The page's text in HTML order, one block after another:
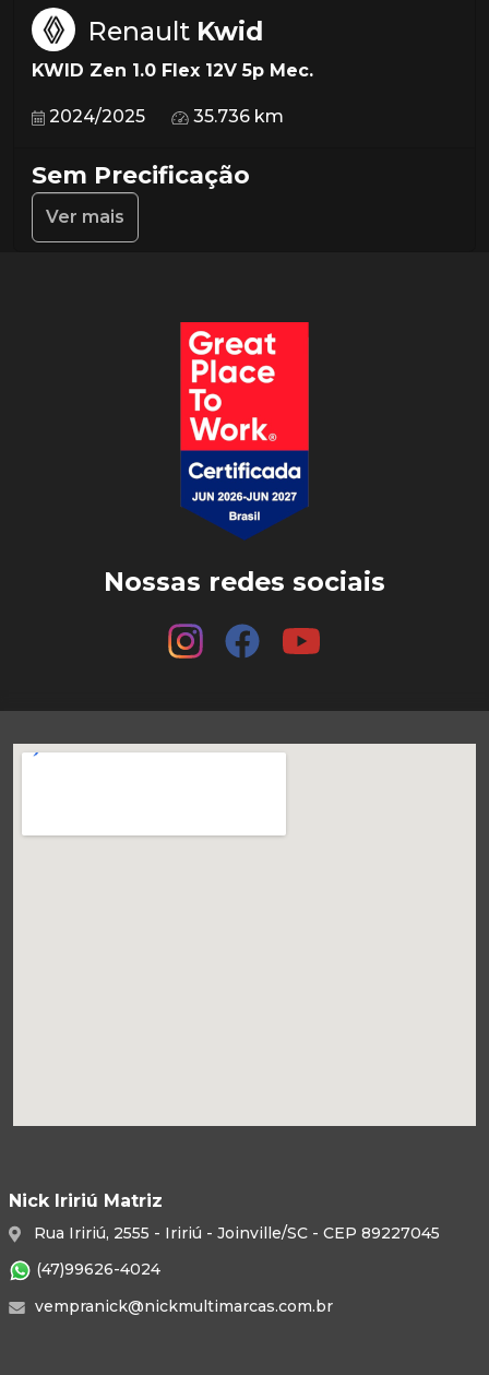
Renault Kwid
KWID Zen 1.0 Flex 12V 5p Mec.
2024/2025 35.736 km
Sem Precificação
Ver mais
Nossas redes sociais
Nick Iririú Matriz
Rua Iririú, 2555 - Iririú - Joinville/SC - CEP 89227045
(47)99626-4024
vempranick@nickmultimarcas.com.br